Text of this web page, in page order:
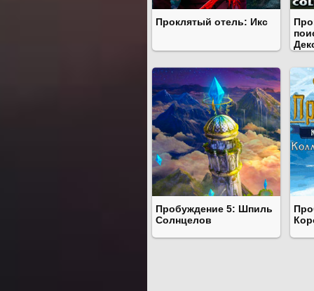
Проклятый отель: Икс
Пробуждение 5: Шпиль
Солнцелов